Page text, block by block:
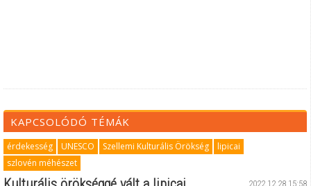
KAPCSOLÓDÓ TÉMÁK
érdekesség UNESCO Szellemi Kulturális Örökség
lipicai
szlovén méhészet
2022.12.28 15:58